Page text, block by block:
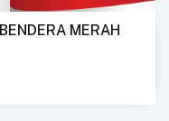
MERAH